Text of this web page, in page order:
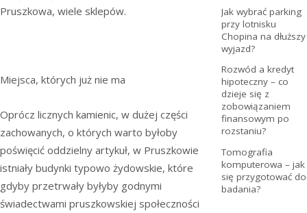
Pruszkowa, wiele sklepów.
Miejsca, których już nie ma
Oprócz licznych kamienic, w dużej części
zachowanych, o których warto byłoby
poświęcić oddzielny artykuł, w Pruszkowie
istniały budynki typowo żydowskie, które
gdyby przetrwały byłyby godnymi
świadectwami pruszkowskiej społeczności
Jak wybrać parking
przy lotnisku
Chopina na dłuższy
wyjazd?
Rozwód a kredyt
hipoteczny – co
dzieje się z
zobowiązaniem
finansowym po
rozstaniu?
Tomografia
komputerowa – jak
się przygotować do
badania?